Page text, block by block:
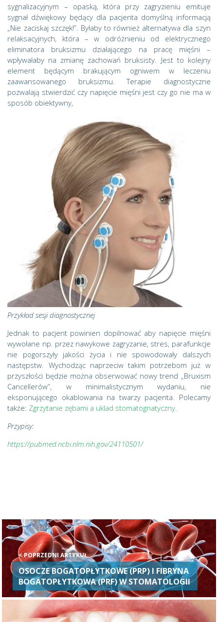
sygnalizacyjnym – opaską, która przy zagryzieniu emituje
sygnał dźwiękowy będący dla pacjenta domyślną informacją
„Nie zaciskaj szczęk!”. Byłaby to również alternatywa dla szyn
relaksacyjnych, która – w odróżnieniu od elektrycznego
eliminatora bruksizmu działającego na pracę mięśni –
wpływałaby na zmianę zachowań bruksisty. Jest to kolejny
element będącym brakującym ogniwem w leczeniu
zaawansowanego bruksizmu. Terapie diagnostyczne
pozwalają stwierdzić czy napięcie mięśni jest czy go nie ma w
sposób obiektywny,
Przykład sesji diagnostycznej
Jednak to pacjent powinien dopilnować aby napięcie mięśni
wywołane np. przez nawykowe zagryzanie, stres, parafunkcje
nie pogorszyły jakości życia i nie spowodowały dalszych
następstw. Wychodząc naprzeciw takim potrzebom już w
przyszłości będzie można obserwować nowy trend „Bruxism
Cancellerów”, w minimalistycznym wydaniu, nie
eksponującego okablowania na twarzy pacjenta. Polecamy
także: Zgrzytanie zębami a uklad stomatognatyczny.
Przypisy:
https://pubmed.ncbi.nlm.nih.gov/24110501/
< POPRZEDNI ARTYKUŁ
OSOCZE BOGATOPŁYTKOWE (PRP) I FIBRYNA
BOGATOPŁYTKOWA (PRF) W STOMATOLOGII